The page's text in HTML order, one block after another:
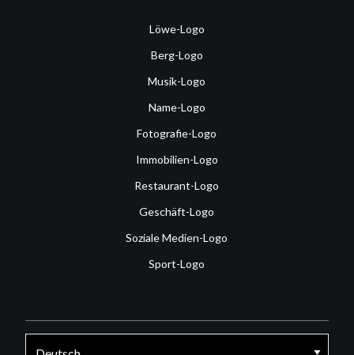
Löwe-Logo
Berg-Logo
Musik-Logo
Name-Logo
Fotografie-Logo
Immobilien-Logo
Restaurant-Logo
Geschäft-Logo
Soziale Medien-Logo
Sport-Logo